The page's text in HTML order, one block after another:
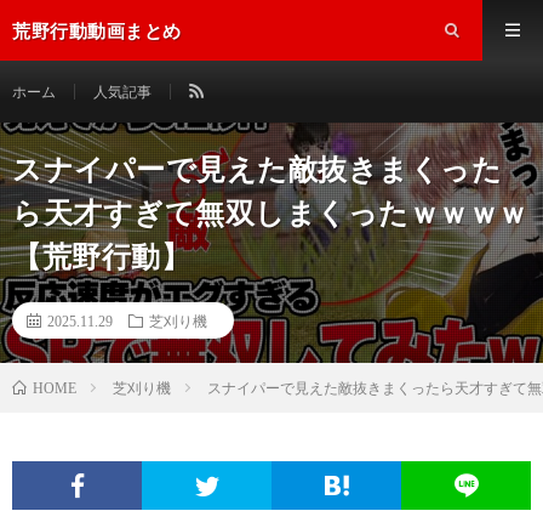
荒野行動動画まとめ
ホーム 人気記事
スナイパーで見えた敵抜きまくった
ら天才すぎて無双しまくったｗｗｗｗ
【荒野行動】
2025.11.29 芝刈り機
HOME 芝刈り機 スナイパーで見えた敵抜きまくったら天才すぎて